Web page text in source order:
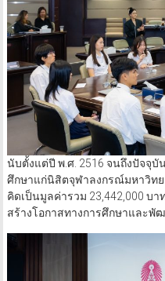
นับตั้งแต่ปี พ.ศ. 2516 จนถึงปัจจุ
ศึกษาแก่นิสิตจุฬาลงกรณ์มหาวิทย
คิดเป็นมูลค่ารวม 23,442,000 บ
สร้างโอกาสทางการศึกษาและพั